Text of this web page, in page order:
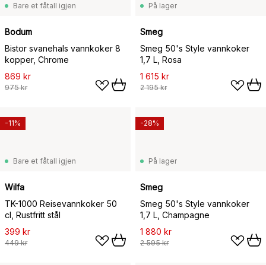
Bare et fåtall igjen
Bodum
Bistor svanehals vannkoker 8
kopper, Chrome
869 kr
975 kr
På lager
Smeg
Smeg 50's Style vannkoker
1,7 L, Rosa
1 615 kr
2 195 kr
Bare et fåtall igjen
Wilfa
TK-1000 Reisevannkoker 50
cl, Rustfritt stål
399 kr
449 kr
-11%
På lager
Smeg
Smeg 50's Style vannkoker
1,7 L, Champagne
1 880 kr
2 595 kr
-28%